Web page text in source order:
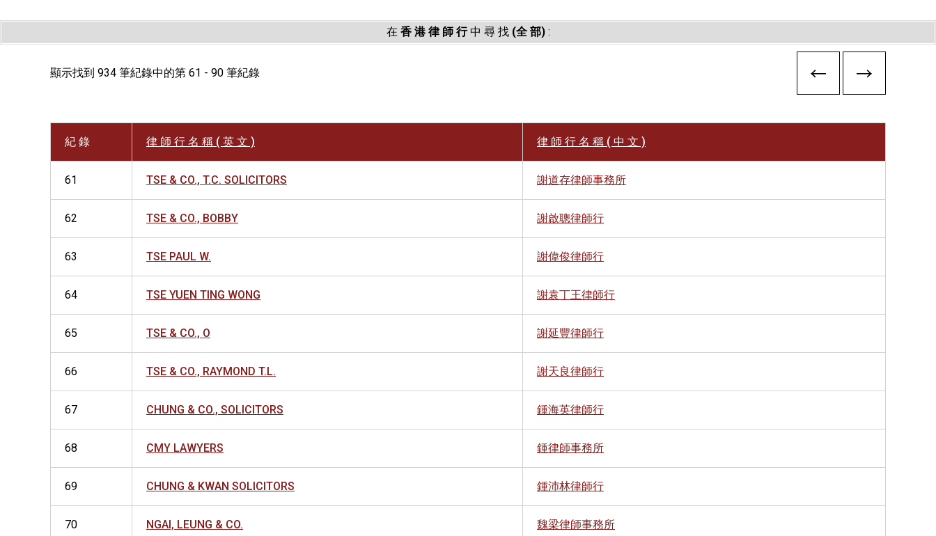
在 香 港 律 師 行中 尋 找 (全 部):
顯示找到 934 筆紀錄中的第 61 - 90 筆紀錄
紀 錄 律 師 行 名 稱 ( 英 文 ) 律 師 行 名 稱 ( 中 文 )
61 TSE & CO., T.C. SOLICITORS 謝道存律師事務所
62 TSE & CO., BOBBY 謝啟聰律師行
63 TSE PAUL W. 謝偉俊律師行
64 TSE YUEN TING WONG 謝袁丁王律師行
65 TSE & CO., O 謝延豐律師行
66 TSE & CO., RAYMOND T.L. 謝天良律師行
67 CHUNG & CO., SOLICITORS 鍾海英律師行
68 CMY LAWYERS 鍾律師事務所
69 CHUNG & KWAN SOLICITORS 鍾沛林律師行
70 NGAI, LEUNG & CO. 魏梁律師事務所